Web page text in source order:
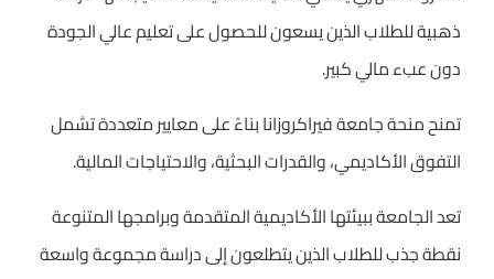
ذهبية للطلاب الذين يسعون للحصول على تعليم عالي الجودة
دون عبء مالي كبير.
تمنح منحة جامعة فيراكروزانا بناءً على معايير متعددة تشمل
التفوق الأكاديمي، والقدرات البحثية، والاحتياجات المالية.
تعد الجامعة ببيئتها الأكاديمية المتقدمة وبرامجها المتنوعة
نقطة جذب للطلاب الذين يتطلعون إلى دراسة مجموعة واسعة